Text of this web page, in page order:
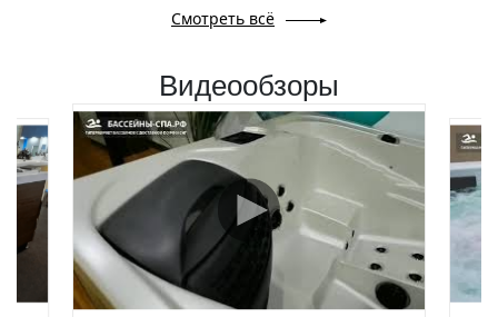
Смотреть всё
Видеообзоры